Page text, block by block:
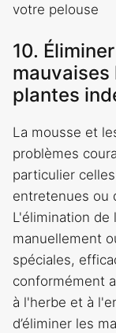
votre pelouse
10.
mauvaises
plantes
La mousse et
problèmes
particulier
entretenues ou
L'élimination
manuellement
spéciales,
conformément
à l'herbe et à
d’éliminer les